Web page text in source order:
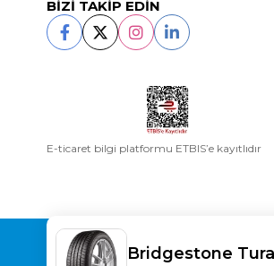
BİZİ TAKİP EDİN
E-ticaret bilgi platformu ETBIS’e kayıtlıdır
Copyright© 2025 LASTİKAL All rights
Bridgestone